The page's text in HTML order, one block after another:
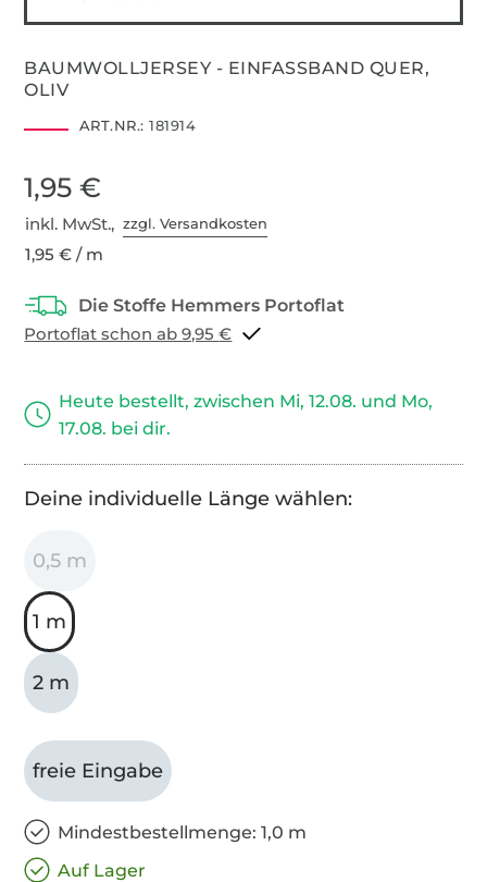
BAUMWOLLJERSEY - EINFASSBAND QUER,
OLIV
ART.NR.: 181914
1,95 €
inkl. MwSt.,zzgl. Versandkosten
1,95 € / m
Portoflat schon ab 9,95 €
Heute bestellt, zwischen Mi, 12.08. und Mo,
17.08. bei dir.
Deine individuelle Länge wählen:
0,5 m
1 m
2 m
freie Eingabe
Mindestbestellmenge: 1,0 m
Auf Lager